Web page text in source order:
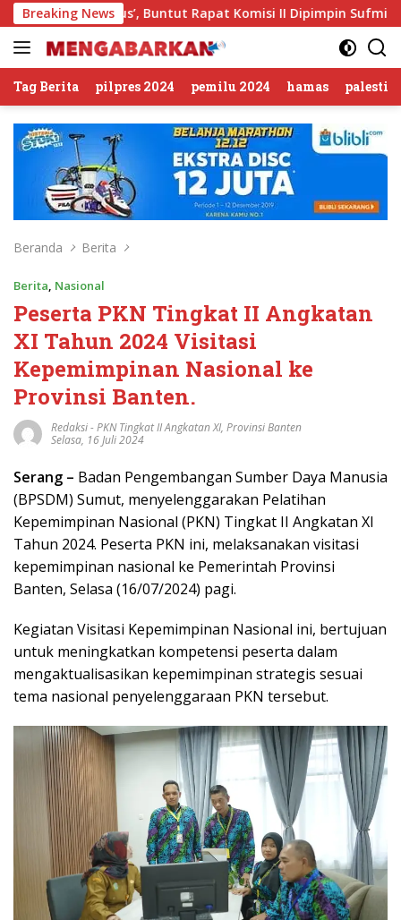
Langsung
ke
konten
Breaking News
Sirkus’, Buntut Rapat Komisi II Dipimpin Sufmi Dasco Ahmad
Tag Berita pilpres 2024 pemilu 2024 hamas
Beranda Berita
Berita, Nasional
Peserta PKN Tingkat II Angkatan
XI Tahun 2024 Visitasi
Kepemimpinan Nasional ke
Provinsi Banten.
Redaksi-PKN Tingkat II Angkatan XI, Provinsi Banten
Selasa, 16 Juli 2024
Serang – Badan Pengembangan Sumber Daya Manusia
(BPSDM) Sumut, menyelenggarakan Pelatihan
Kepemimpinan Nasional (PKN) Tingkat II Angkatan XI
Tahun 2024. Peserta PKN ini, melaksanakan visitasi
kepemimpinan nasional ke Pemerintah Provinsi
Banten, Selasa (16/07/2024) pagi.
Kegiatan Visitasi Kepemimpinan Nasional ini, bertujuan
untuk meningkatkan kompetensi peserta dalam
mengaktualisasikan kepemimpinan strategis sesuai
tema nasional penyelenggaraan PKN tersebut.